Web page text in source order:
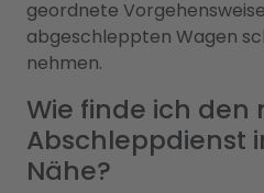
geordnete
abgeschleppten Wagen
nehmen.
Wie finde ich den
Abschleppdienst
Nähe?